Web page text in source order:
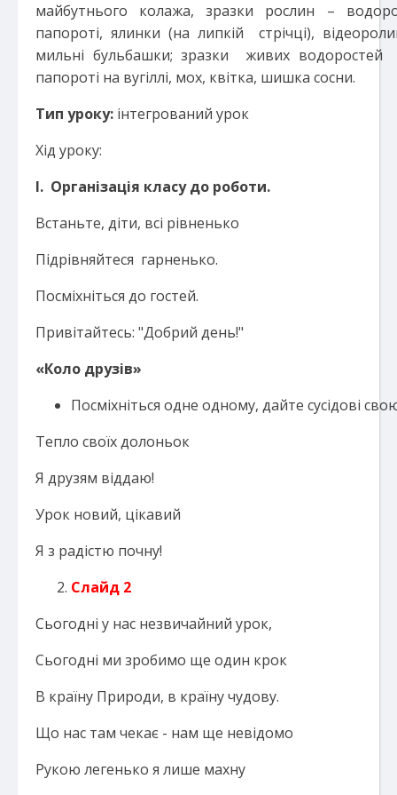
майбутнього колажа, зразки рослин –
папороті, ялинки (на липкій стрічці),
мильні бульбашки; зразки живих водоростей
папороті на вугіллі, мох, квітка, шишка сосни.
Тип уроку: інтегрований урок
Хід уроку:
I. Організація класу до роботи.
Встаньте, діти, всі рівненько
Підрівняйтеся гарненько.
Посміхніться до гостей.
Привітайтесь: "Добрий день!"
«Коло друзів»
Посміхніться одне одному, дайте сусідові
Тепло своїх долоньок
Я друзям віддаю!
Урок новий, цікавий
Я з радістю почну!
Слайд 2
Сьогодні у нас незвичайний урок,
Сьогодні ми зробимо ще один крок
В країну Природи, в країну чудову.
Що нас там чекає - нам ще невідомо
Рукою легенько я лише махну